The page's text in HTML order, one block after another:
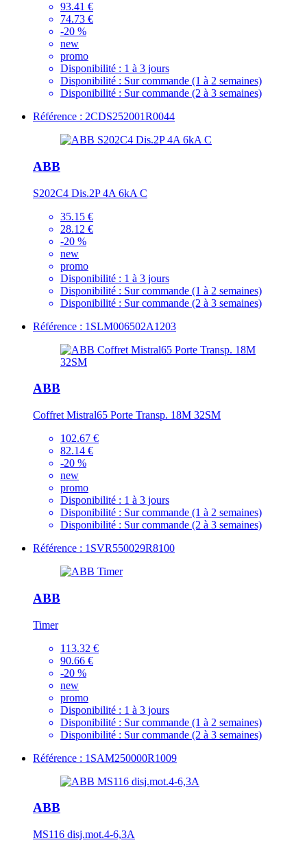
93.41 €
74.73 €
-20 %
new
promo
Disponibilité : 1 à 3 jours
Disponibilité : Sur commande (1 à 2 semaines)
Disponibilité : Sur commande (2 à 3 semaines)
Référence : 2CDS252001R0044
ABB
S202C4 Dis.2P 4A 6kA C
35.15 €
28.12 €
-20 %
new
promo
Disponibilité : 1 à 3 jours
Disponibilité : Sur commande (1 à 2 semaines)
Disponibilité : Sur commande (2 à 3 semaines)
Référence : 1SLM006502A1203
ABB
Coffret Mistral65 Porte Transp. 18M 32SM
102.67 €
82.14 €
-20 %
new
promo
Disponibilité : 1 à 3 jours
Disponibilité : Sur commande (1 à 2 semaines)
Disponibilité : Sur commande (2 à 3 semaines)
Référence : 1SVR550029R8100
ABB
Timer
113.32 €
90.66 €
-20 %
new
promo
Disponibilité : 1 à 3 jours
Disponibilité : Sur commande (1 à 2 semaines)
Disponibilité : Sur commande (2 à 3 semaines)
Référence : 1SAM250000R1009
ABB
MS116 disj.mot.4-6,3A